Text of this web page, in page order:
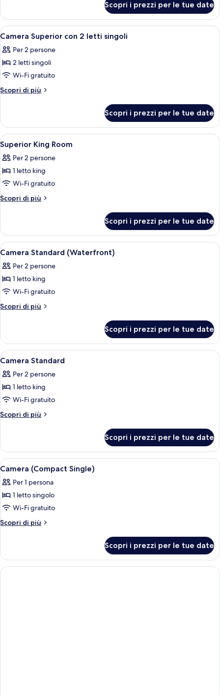
Deluxe
(Waterfront)
Scopri i prezzi per le tue date
Apri
tutte
le
foto
per
Camera
2
letti
singoli
Una camera d'albergo con due letti
5
Camera Superior con 2 letti singoli
Per 2 persone
2 letti singoli
Wi-Fi gratuito
Scopri di più
Altri
Superior
con
2
letti
singoli
Scopri i prezzi per le tue date
Apri
tutte
le
foto
per
Superior
Superior King Room | Biancheria da
5
Superior King Room
Per 2 persone
1 letto king
Wi-Fi gratuito
Scopri di più
Altri
King
Room
Scopri i prezzi per le tue date
Apri
tutte
le
foto
per
Camera
Camera d'albergo moderna con un
6
Camera Standard (Waterfront)
Per 2 persone
1 letto king
Wi-Fi gratuito
Scopri di più
Altri
Standard
(Waterfront)
Scopri i prezzi per le tue date
Apri
tutte
le
foto
per
Camera
Una camera d'albergo con un letto,
6
Camera Standard
Per 2 persone
1 letto king
Wi-Fi gratuito
Scopri di più
Altri
Standard
Scopri i prezzi per le tue date
Apri
tutte
le
foto
per
Camera
Una camera d'albergo con una
5
Camera (Compact Single)
Per 1 persona
1 letto singolo
Wi-Fi gratuito
Scopri di più
Altri
(Compact
Single)
Scopri i prezzi per le tue date